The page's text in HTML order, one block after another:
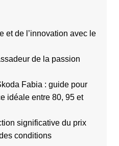
et de l’innovation avec le
de la passion
Fabia : guide pour
idéale entre 80, 95 et
significative du prix
conditions